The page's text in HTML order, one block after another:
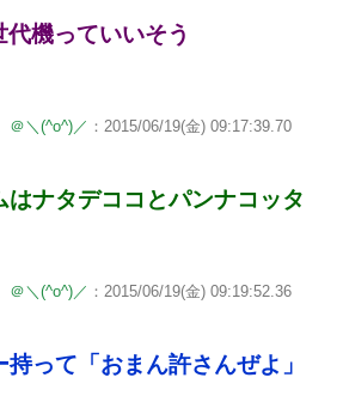
機っていいそう
＠＼(^o^)／ ：2015/06/19(金) 09:17:39.70
はナタデココとパンナコッタ
＠＼(^o^)／ ：2015/06/19(金) 09:19:52.36
って「おまん許さんぜよ」